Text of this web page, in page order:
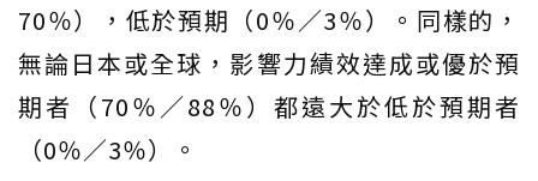
70％），低於預期（0％／3％）。同樣的，
無論日本或全球，影響力績效達成或優於預
期者（70％／88％）都遠大於低於預期者
（0％／3％）。